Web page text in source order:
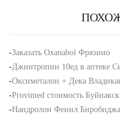
-Заказать Oxanabol Фрязино
-Джинтропин 10ед в аптеке
-Оксиметалон + Дека
-Provimed стоимость Буйнакск
-Нандролон Фенил